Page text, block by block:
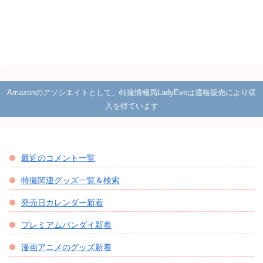
Amazonのアソシエイトとして、特撮情報局LadyEveは適格販売により収
入を得ています
最近のコメント一覧
特撮関連グッズ一覧＆検索
発売日カレンダー新着
プレミアムバンダイ新着
漫画アニメのグッズ新着